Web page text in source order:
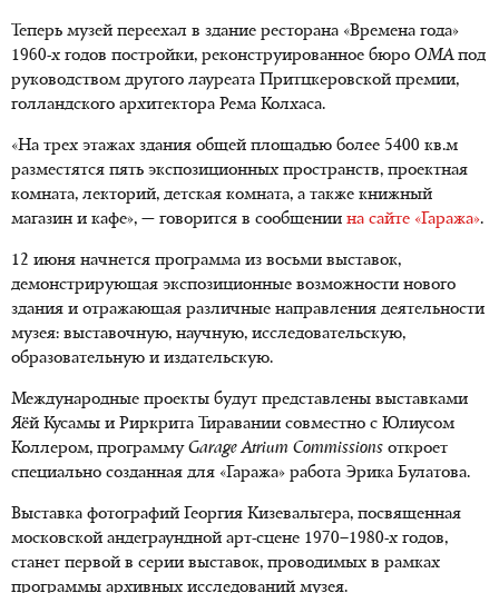
Теперь музей переехал в здание ресторана «Времена года»
1960-х годов постройки, реконструированное бюро OMAпод
руководством другого лауреата Притцкеровской премии,
голландского архитектора Рема Колхаса.
«На трех этажах здания общей площадью более 5400 кв.м
разместятся пять экспозиционных пространств, проектная
комната, лекторий, детская комната, а также книжный
магазин и кафе», — говорится в сообщении на сайте «Гаража».
12 июня начнется программа из восьми выставок,
демонстрирующая экспозиционные возможности нового
здания и отражающая различные направления деятельности
музея: выставочную, научную, исследовательскую,
образовательную и издательскую.
Международные проекты будут представлены выставками
Яёй Кусамы и Риркрита Тиравании совместно с Юлиусом
Коллером, программу Garage Atrium Commissions откроет
специально созданная для «Гаража» работа Эрика Булатова.
Выставка фотографий Георгия Кизевальтера, посвященная
московской андеграундной арт-сцене 1970–1980-х годов,
станет первой в серии выставок, проводимых в рамках
программы архивных исследований музея.